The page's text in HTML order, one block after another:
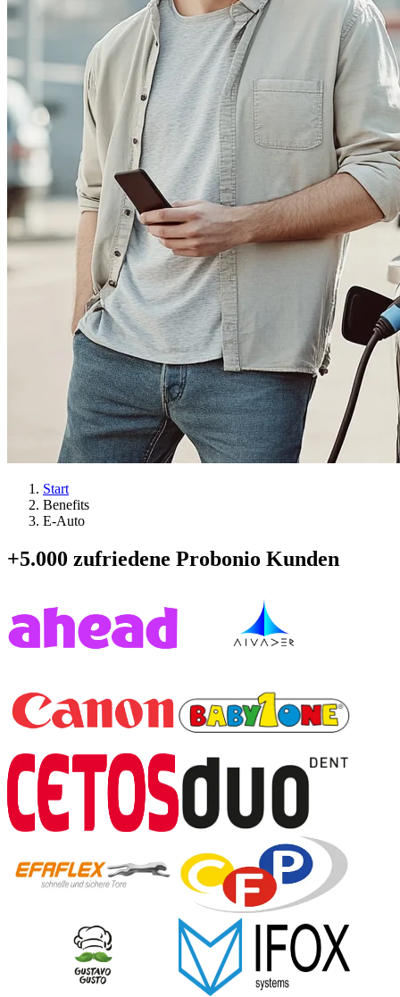
Start
Benefits
E-Auto
+5.000 zufriedene Probonio Kunden